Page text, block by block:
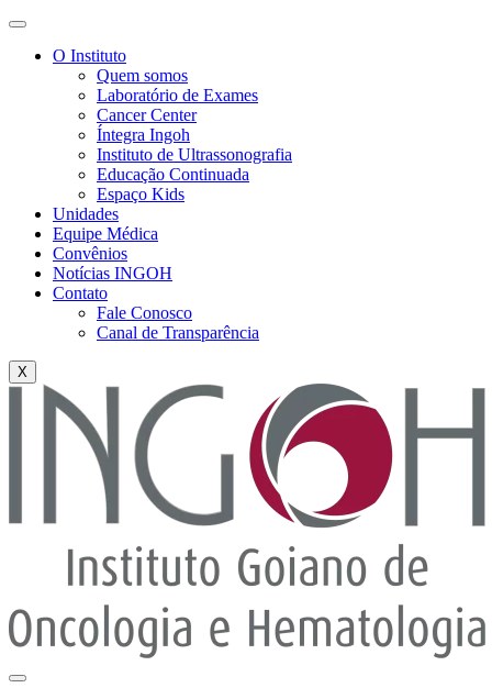
O Instituto
Quem somos
Laboratório de Exames
Cancer Center
Íntegra Ingoh
Instituto de Ultrassonografia
Educação Continuada
Espaço Kids
Unidades
Equipe Médica
Convênios
Notícias INGOH
Contato
Fale Conosco
Canal de Transparência
X